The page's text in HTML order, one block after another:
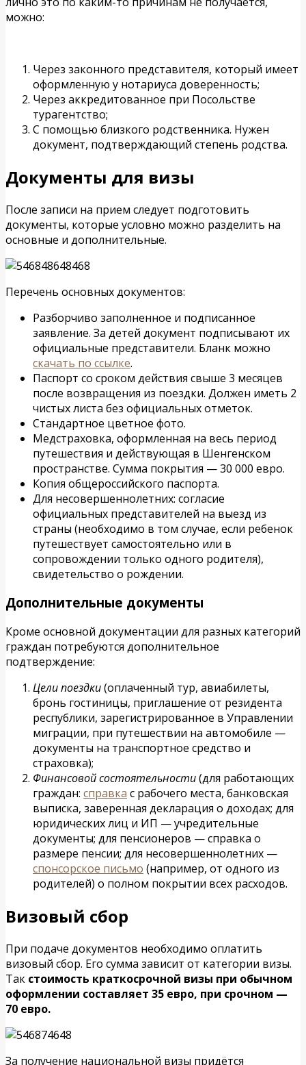
можно:
Через законного представителя, который имеет
оформленную у нотариуса доверенность;
Через аккредитованное при Посольстве
турагентство;
С помощью близкого родственника. Нужен
документ, подтверждающий степень родства.
Документы для визы
После записи на прием следует подготовить
документы, которые условно можно разделить на
основные и дополнительные.
Перечень основных документов:
Разборчиво заполненное и подписанное
заявление. За детей документ подписывают их
официальные представители. Бланк можно
скачать по ссылке.
Паспорт со сроком действия свыше 3 месяцев
после возвращения из поездки. Должен иметь 2
чистых листа без официальных отметок.
Стандартное цветное фото.
Медстраховка, оформленная на весь период
путешествия и действующая в Шенгенском
пространстве. Сумма покрытия — 30 000 евро.
Копия общероссийского паспорта.
Для несовершеннолетних: согласие
официальных представителей на выезд из
страны (необходимо в том случае, если ребенок
путешествует самостоятельно или в
сопровождении только одного родителя),
свидетельство о рождении.
Дополнительные документы
Кроме основной документации для разных категорий
граждан потребуются дополнительное
подтверждение:
Цели поездки(оплаченный тур, авиабилеты,
бронь гостиницы, приглашение от резидента
республики, зарегистрированное в Управлении
миграции, при путешествии на автомобиле —
документы на транспортное средство и
страховка);
Финансовой состоятельности(для работающих
граждан: справка с рабочего места, банковская
выписка, заверенная декларация о доходах; для
юридических лиц и ИП — учредительные
документы; для пенсионеров — справка о
размере пенсии; для несовершеннолетних —
спонсорское письмо (например, от одного из
родителей) о полном покрытии всех расходов.
Визовый сбор
При подаче документов необходимо оплатить
визовый сбор. Его сумма зависит от категории визы.
Так стоимость краткосрочной визы при обычном
оформлении составляет 35 евро, при срочном —
70 евро.
За получение национальной визы придётся